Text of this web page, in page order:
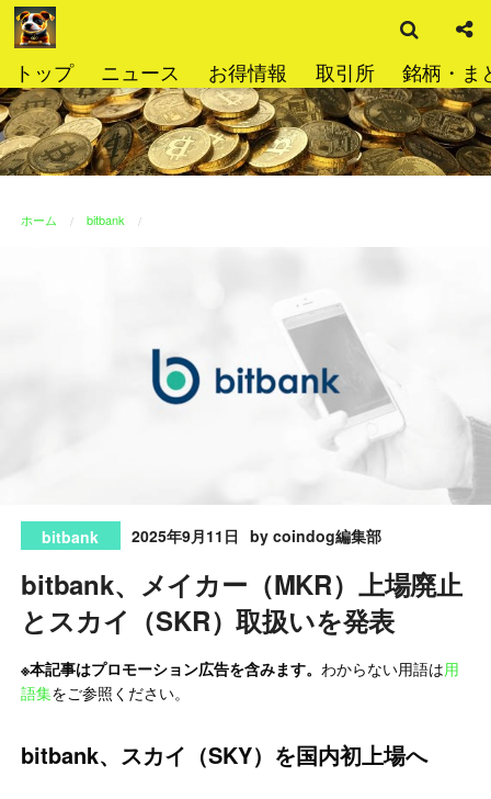
コ
ン
ン
ツ
へ
ス
トップ ニュース お得情報 取引所 銘柄・ま
索
ホーム bitbank
bitbank 2025年9月11日 by coindog編集部
bitbank、メイカー（MKR）上場廃止
とスカイ（SKR）取扱いを発表
※本記事はプロモーション広告を含みます。わからない用語は用
語集をご参照ください。
bitbank、スカイ（SKY）を国内初上場へ